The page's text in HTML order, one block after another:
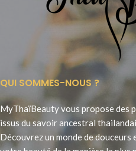
QUI SOMMES-NOUS ?
MyThaïBeauty vous propose des
issus du savoir ancestral
Découvrez un monde de